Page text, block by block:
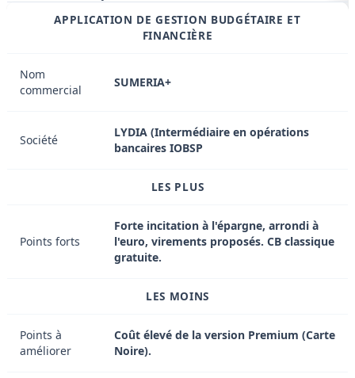
APPLICATION DE GESTION BUDGÉTAIRE ET
FINANCIÈRE
Nom
commercial
SUMERIA+
Société
LYDIA (Intermédiaire en opérations
bancaires IOBSP
LES PLUS
Points forts
Forte incitation à l'épargne, arrondi à
l'euro, virements proposés. CB classique
gratuite.
LES MOINS
Points à
améliorer
Coût élevé de la version Premium (Carte
Noire).